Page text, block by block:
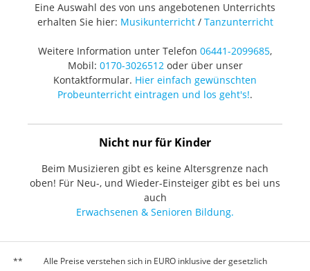
Eine Auswahl des von uns angebotenen Unterrichts
erhalten Sie hier: Musikunterricht/ Tanzunterricht
Weitere Information unter Telefon 06441-2099685,
Mobil: 0170-3026512oder über unser
Kontaktformular. Hier einfach gewünschten
Probeunterricht eintragen und los geht's!.
Nicht nur für Kinder
Beim Musizieren gibt es keine Altersgrenze nach
oben! Für Neu-, und Wieder-Einsteiger gibt es bei uns
auch
Erwachsenen & Senioren Bildung.
Alle Preise verstehen sich in EURO inklusive der gesetzlich